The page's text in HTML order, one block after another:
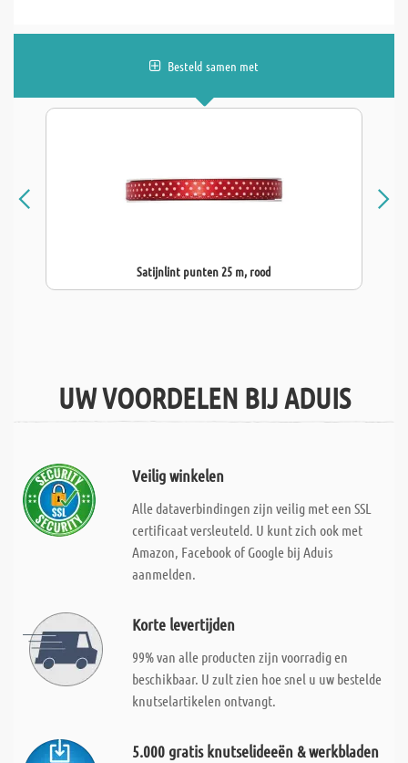
Besteld samen met
Satijnlint punten 25 m, rood
UW VOORDELEN BIJ ADUIS
Veilig winkelen
Alle dataverbindingen zijn veilig met een SSL
certificaat versleuteld. U kunt zich ook met
Amazon, Facebook of Google bij Aduis
aanmelden.
Korte levertijden
99% van alle producten zijn voorradig en
beschikbaar. U zult zien hoe snel u uw bestelde
knutselartikelen ontvangt.
5.000 gratis knutselideeën & werkbladen